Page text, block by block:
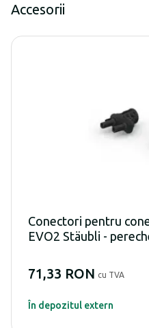
Accesorii
Conectori pentru
EVO2 Stäubli -
71,33 RON cu TVA
În depozitul extern